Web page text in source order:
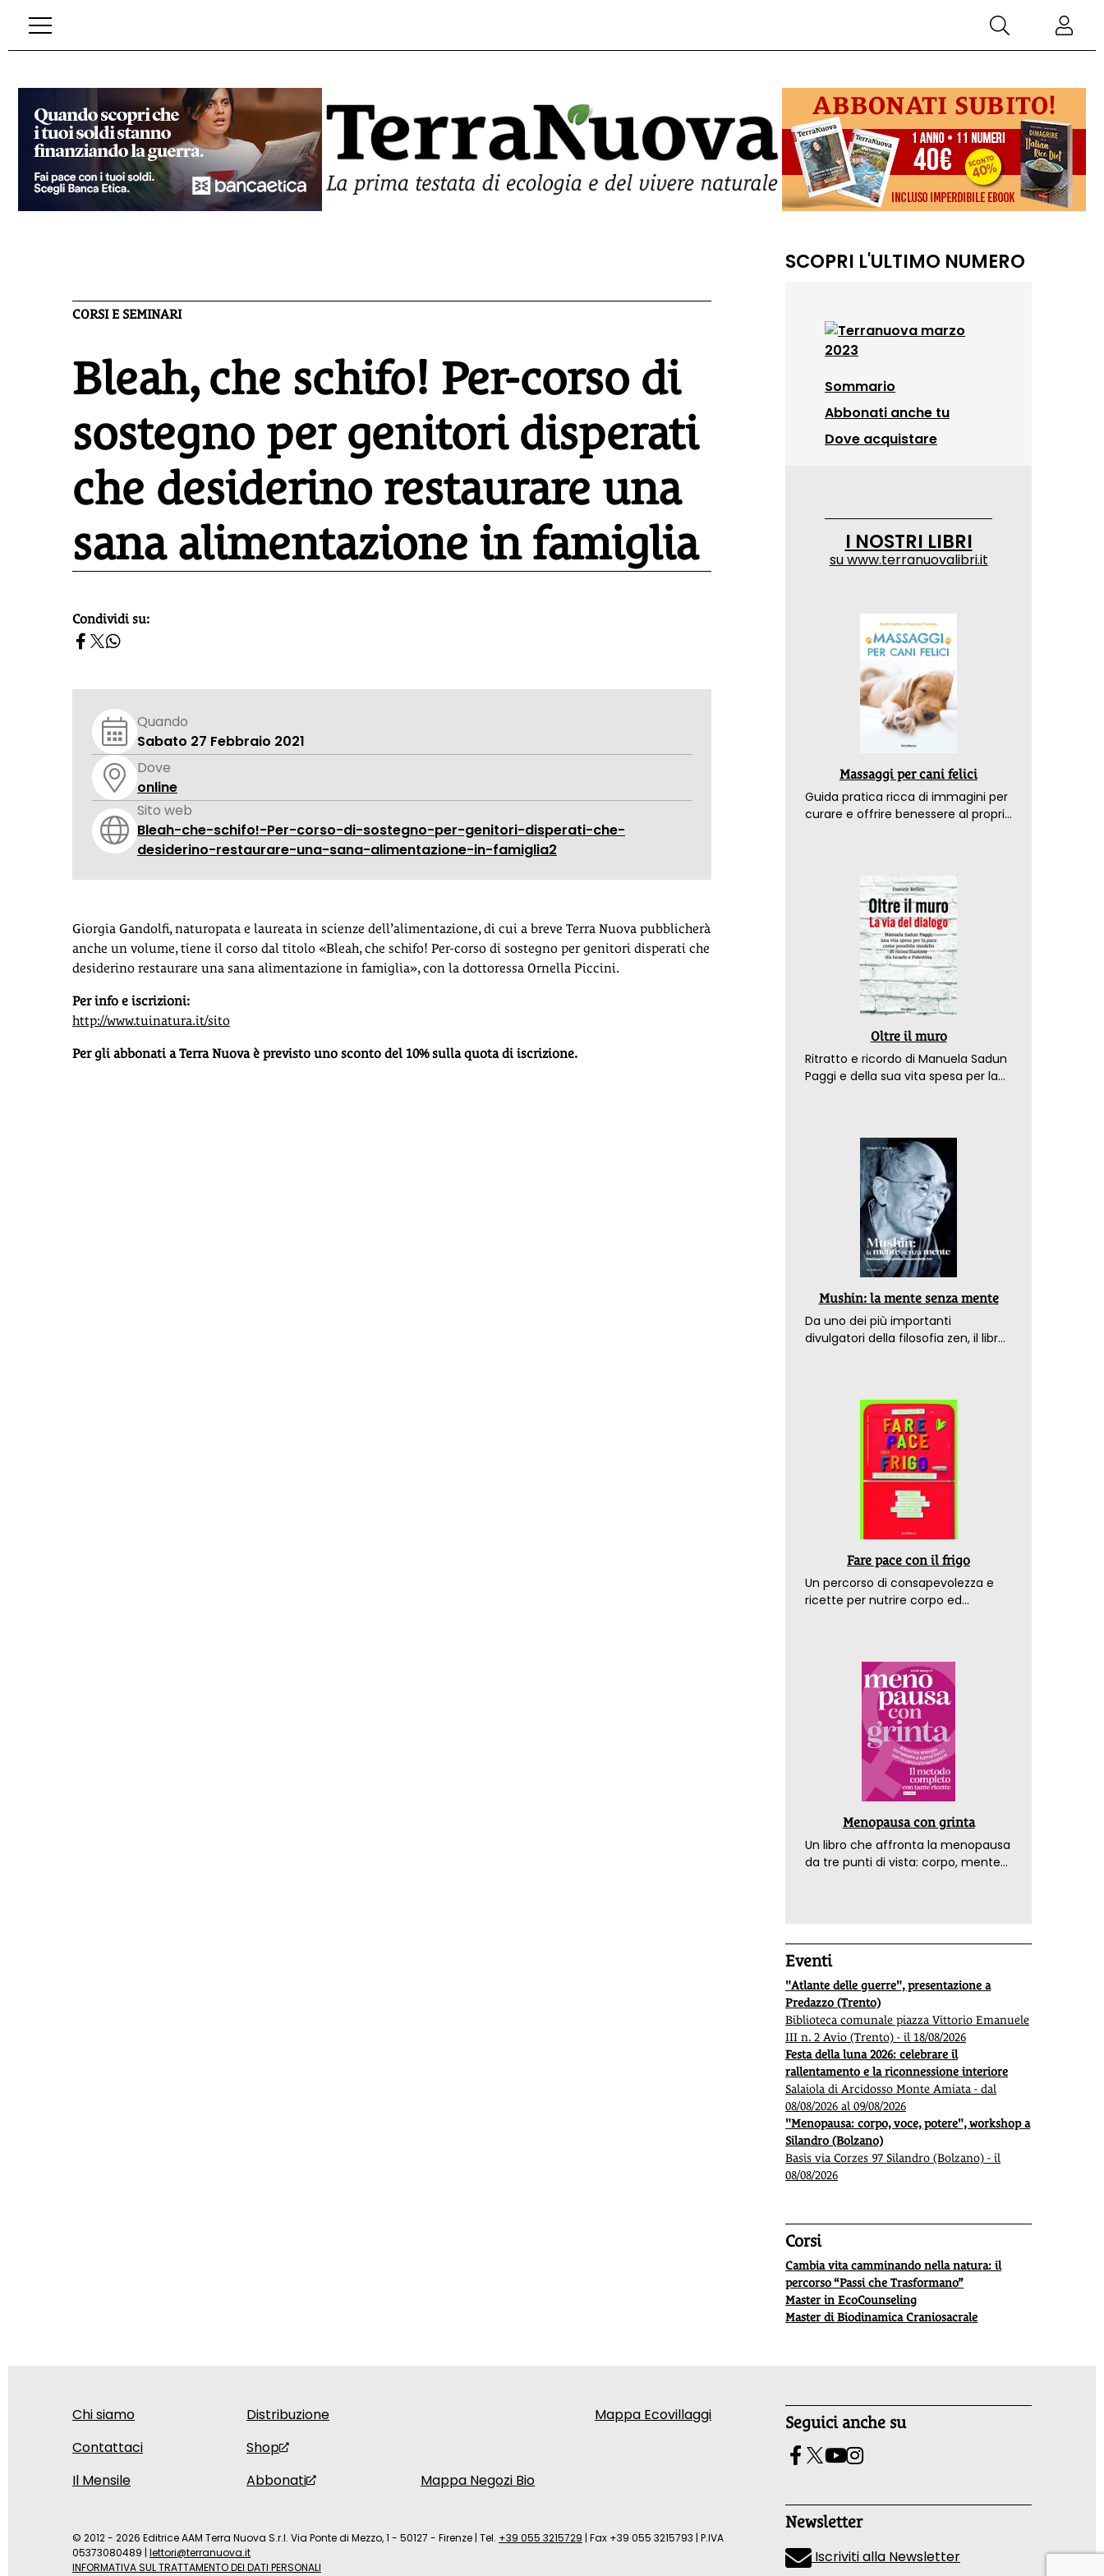
CORSI E SEMINARI
Bleah, che schifo! Per-corso di
sostegno per genitori disperati
che desiderino restaurare una
sana alimentazione in famiglia
homepage h2
Condividi su:
Quando
Sabato 27 Febbraio 2021
Dove
online
Sito web
Bleah-che-schifo!-Per-corso-di-sostegno-per-genitori-disperati-che-
desiderino-restaurare-una-sana-alimentazione-in-famiglia2
Giorgia Gandolfi, naturopata e laureata in scienze dell’alimentazione, di cui a breve Terra Nuova pubblicherà
anche un volume, tiene il corso dal titolo «Bleah, che schifo! Per-corso di sostegno per genitori disperati che
desiderino restaurare una sana alimentazione in famiglia», con la dottoressa Ornella Piccini.
Per info e iscrizioni:
http://www.tuinatura.it/sito
Per gli abbonati a Terra Nuova è previsto uno sconto del 10% sulla quota di iscrizione.
SCOPRI L'ULTIMO NUMERO
Sommario
Abbonati anche tu
Dove acquistare
I NOSTRI LIBRI
suwww.terranuovalibri.it
Massaggi per cani felici
Guida pratica ricca di immagini per
curare e offrire benessere al proprio
Oltre il muro
Ritratto e ricordo di Manuela Sadun
Paggi e della sua vita spesa per la
Mushin: la mente senza mente
Da uno dei più importanti
divulgatori della filosofia zen, il libro
Fare pace con il frigo
Un percorso di consapevolezza e
ricette per nutrire corpo ed
Menopausa con grinta
Un libro che affronta la menopausa
da tre punti di vista: corpo, mente
Eventi
"Atlante delle guerre", presentazione a
Predazzo (Trento)
Biblioteca comunale piazza Vittorio Emanuele
III n. 2 Avio (Trento) - il 18/08/2026
Festa della luna 2026: celebrare il
rallentamento e la riconnessione interiore
Salaiola di Arcidosso Monte Amiata - dal
08/08/2026 al 09/08/2026
"Menopausa: corpo, voce, potere", workshop a
Silandro (Bolzano)
Basis via Corzes 97 Silandro (Bolzano) - il
08/08/2026
Corsi
Cambia vita camminando nella natura: il
percorso “Passi che Trasformano”
Master in EcoCounseling
Master di Biodinamica Craniosacrale
Chi siamo
Contattaci
Il Mensile
Distribuzione
Shop
Abbonati
Mappa Negozi Bio
Mappa Ecovillaggi Seguici anche su
Newsletter
Iscriviti alla Newsletter
© 2012 - 2026 Editrice AAM Terra Nuova S.r.l. Via Ponte di Mezzo, 1 - 50127 - Firenze | Tel. +39 055 3215729 | Fax +39 055 3215793 | P.IVA
05373080489 | lettori@terranuova.it
INFORMATIVA SUL TRATTAMENTO DEI DATI PERSONALI